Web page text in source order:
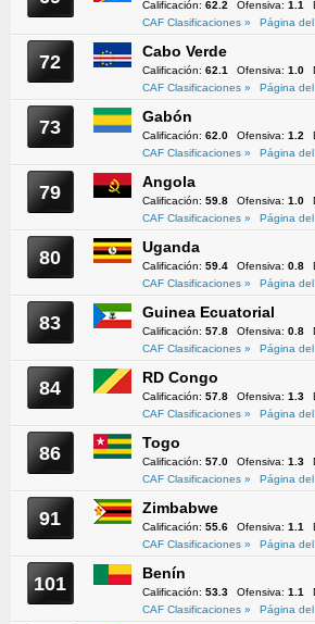
Calificación: 62.2 Ofensiva: 1.1
CAF Clasificaciones »
Página
72 Cabo Verde
Calificación: 62.1 Ofensiva: 1.0
CAF Clasificaciones »
Página
73 Gabón
Calificación: 62.0 Ofensiva: 1.2
CAF Clasificaciones »
Página
79 Angola
Calificación: 59.8 Ofensiva: 1.0
CAF Clasificaciones »
Página
80 Uganda
Calificación: 59.4 Ofensiva: 0.8
CAF Clasificaciones »
Página
83 Guinea Ecuatorial
Calificación: 57.8 Ofensiva: 0.8
CAF Clasificaciones »
Página
84 RD Congo
Calificación: 57.8 Ofensiva: 1.3
CAF Clasificaciones »
Página
86 Togo
Calificación: 57.0 Ofensiva: 1.3
CAF Clasificaciones »
Página
91 Zimbabwe
Calificación: 55.6 Ofensiva: 1.1
CAF Clasificaciones »
Página
101 Benín
Calificación: 53.3 Ofensiva: 1.1
CAF Clasificaciones »
Página